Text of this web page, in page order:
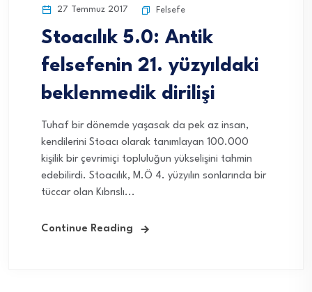
27 Temmuz 2017 Felsefe
Stoacılık 5.0: Antik
felsefenin 21. yüzyıldaki
beklenmedik dirilişi
Tuhaf bir dönemde yaşasak da pek az insan,
kendilerini Stoacı olarak tanımlayan 100.000
kişilik bir çevrimiçi topluluğun yükselişini tahmin
edebilirdi. Stoacılık, M.Ö 4. yüzyılın sonlarında bir
tüccar olan Kıbrıslı...
Continue Reading